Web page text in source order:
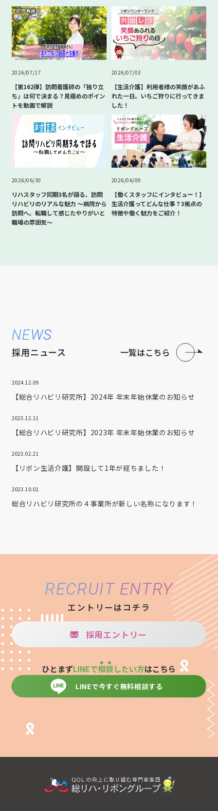
2026/07/17
【第162弾】訪問看護師の「独り立
ち」は何で決まる？見極めのポイン
トを動画で解説
2026/07/03
【生活介護】利用者様の笑顔があふ
れた一日。いちご狩りに行ってきま
した！
2026/06/30
リハスタッフ同期3名が語る、訪問
リハビリのリアルな魅力 〜病院から
訪問へ。転職して感じたやりがいと
職場の雰囲気〜
2026/06/09
【働くスタッフにインタビュー！】
生活介護ってどんな仕事？3拠点の
特徴や働く魅力をご紹介！
NEWS
採用ニュース 一覧はこちら
2024.12.09
【総合リハビリ研究所】2024年 年末年始休業のお知らせ
2023.12.11
【総合リハビリ研究所】2023年 年末年始休業のお知らせ
2023.02.21
【リボン生活介護】開設して1年が経ちました！
2023.10.01
総合リハビリ研究所の４事業所が新しい名称になります！
RECRUIT ENTRY
エントリーはコチラ
採用エントリー
ひとまずLINEで相談したい方はこちら
LINEで今すぐ無料相談する